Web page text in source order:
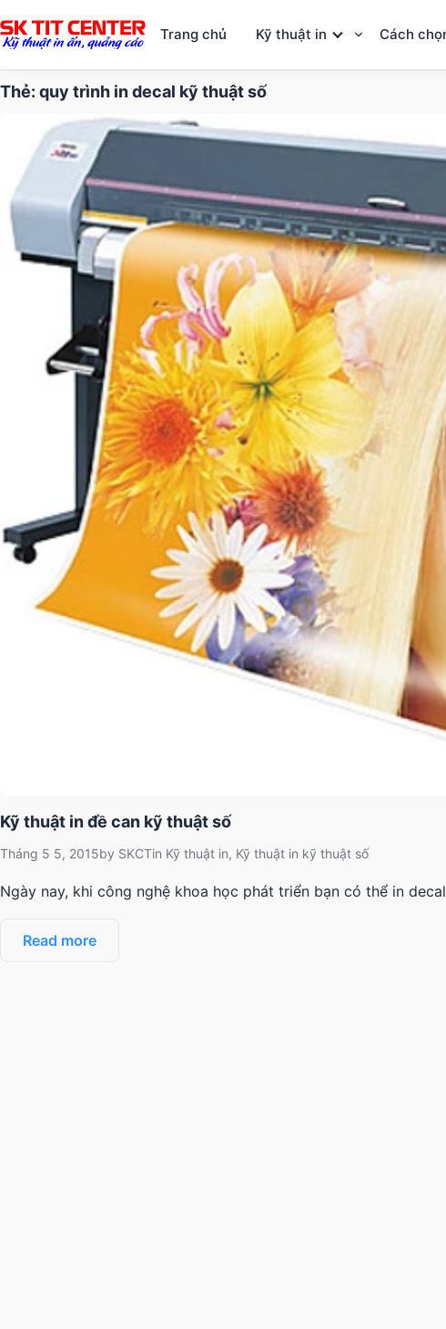
Trang chủ Kỹ thuật in Cách
Thẻ: quy trình in decal kỹ thuật số
Kỹ thuật in đề can kỹ thuật số
Tháng 5 5, 2015by SKCTin Kỹ thuật in, Kỹ thuật in kỹ thuật số
Ngày nay, khi công nghệ khoa học phát triển bạn có thể in
Read more